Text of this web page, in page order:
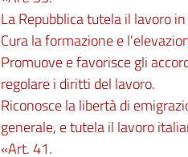
La Repubblica tutela il lavoro
Cura la formazione e
Promuove e favorisce gli
regolare i diritti del lavoro.
Riconosce la libertà di
generale, e tutela il lavoro
«Art. 41.